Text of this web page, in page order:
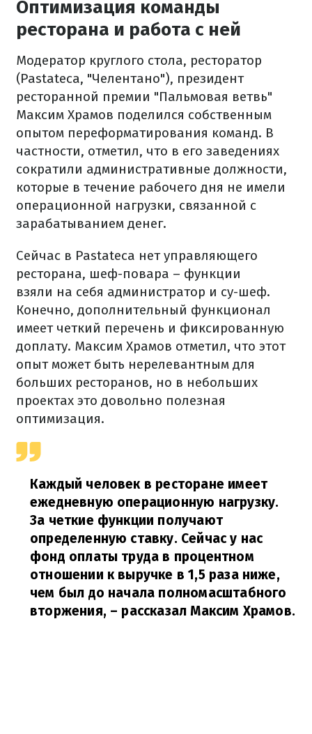
Оптимизация команды
ресторана и работа с ней
Модератор круглого стола, ресторатор
(Pastateca, "Челентано"), президент
ресторанной премии "Пальмовая ветвь"
Максим Храмов поделился собственным
опытом переформатирования команд. В
частности, отметил, что в его заведениях
сократили административные должности,
которые в течение рабочего дня не имели
операционной нагрузки, связанной с
зарабатыванием денег.
Сейчас в Pastateca нет управляющего
ресторана, шеф-повара – функции
взяли на себя администратор и су-шеф.
Конечно, дополнительный функционал
имеет четкий перечень и фиксированную
доплату. Максим Храмов отметил, что этот
опыт может быть нерелевантным для
больших ресторанов, но в небольших
проектах это довольно полезная
оптимизация.
Каждый человек в ресторане имеет
ежедневную операционную нагрузку.
За четкие функции получают
определенную ставку. Сейчас у нас
фонд оплаты труда в процентном
отношении к выручке в 1,5 раза ниже,
чем был до начала полномасштабного
вторжения, – рассказал Максим Храмов.